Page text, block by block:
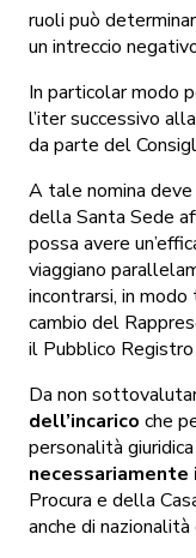
ruoli può
un intreccio
In particolar modo
l’iter successivo
da parte del
A tale nomina
della Santa Sede
possa avere
viaggiano
incontrarsi, in
cambio del
il Pubblico
Da non
dell’incarico che
personalità
necessariamente
Procura e della
anche di nazionalità